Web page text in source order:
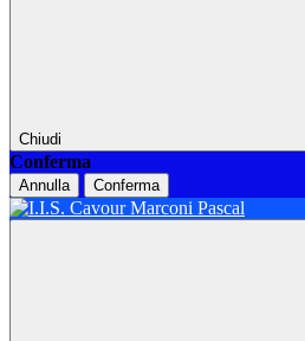
Chiudi
Conferma
Annulla Conferma